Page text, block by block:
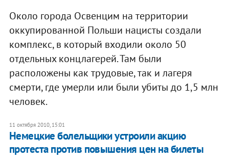
Около города Освенцим на территории
оккупированной Польши нацисты создали
комплекс, в который входили около 50
отдельных концлагерей. Там были
расположены как трудовые, так и лагеря
смерти, где умерли или были убиты до 1,5 млн
человек.
11 октября 2010, 15:01
Немецкие болельщики устроили акцию
протеста против повышения цен на билеты